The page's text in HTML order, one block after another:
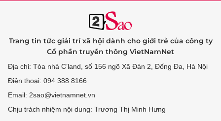
Trang tin tức giải trí xã hội dành cho giới trẻ của công ty
Cổ phần truyền thông VietNamNet
Địa chỉ: Tòa nhà C’land, số 156 ngõ Xã Đàn 2, Đống Đa, Hà Nội
Điện thoại: 094 388 8166
Email: 2sao@vietnamnet.vn
Chịu trách nhiệm nội dung: Trương Thị Minh Hưng